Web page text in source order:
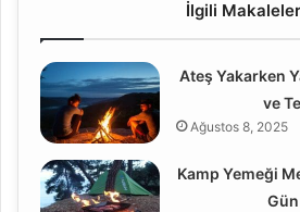
İlgili Makaleler
Ateş Yakarken
ve
Ağustos 8, 2025
Kamp Yemeği